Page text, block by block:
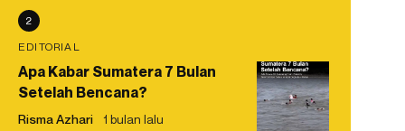
2
EDITORIAL
Apa Kabar Sumatera 7 Bulan
Setelah Bencana?
Risma Azhari 1 bulan lalu